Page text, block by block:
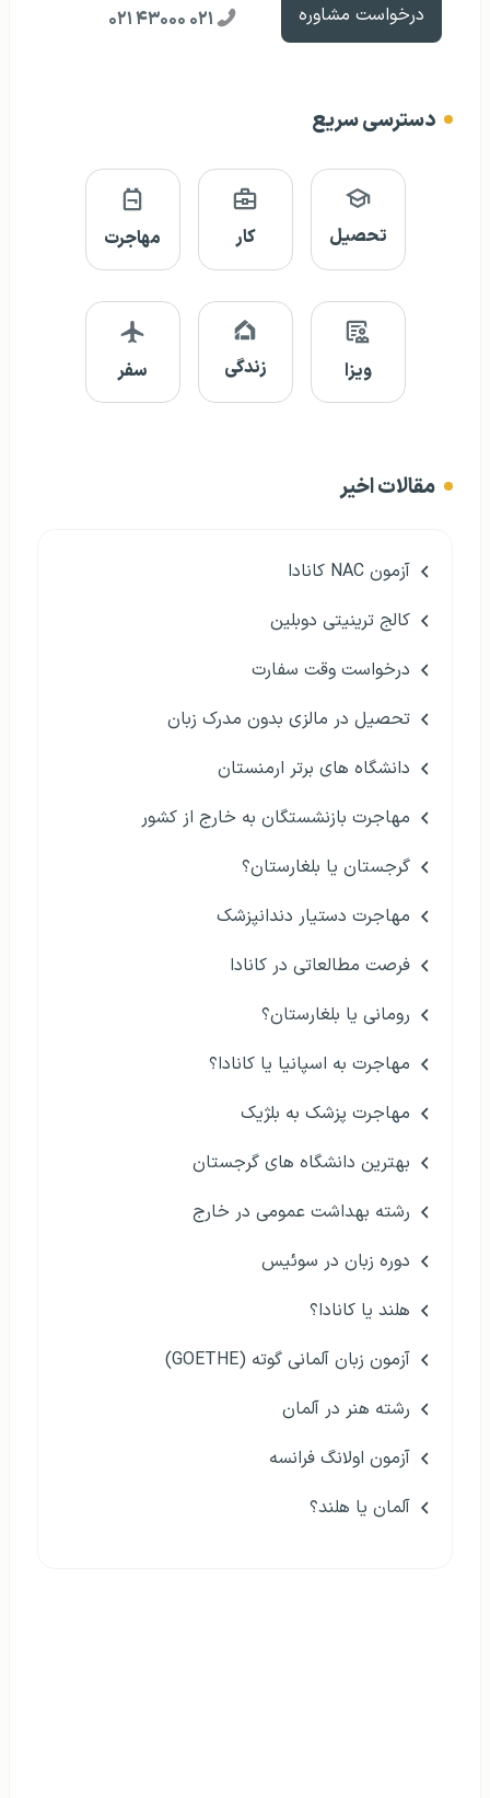
درخواست مشاوره ۰۲۱ ۴۳۰۰۰ ۰۲۱
دسترسی سریع
تحصیل کار مهاجرت
ویزا زندگی سفر
مقالات اخیر
آزمون NAC کانادا
کالج ترینیتی دوبلین
درخواست وقت سفارت
تحصیل در مالزی بدون مدرک زبان
دانشگاه های برتر ارمنستان
مهاجرت بازنشستگان به خارج از کشور
گرجستان یا بلغارستان؟
مهاجرت دستیار دندانپزشک
فرصت مطالعاتی در کانادا
رومانی یا بلغارستان؟
مهاجرت به اسپانیا یا کانادا؟
مهاجرت پزشک به بلژیک
بهترین دانشگاه های گرجستان
رشته بهداشت عمومی در خارج
دوره زبان در سوئیس
هلند یا کانادا؟
آزمون زبان آلمانی گوته (GOETHE)
رشته هنر در آلمان
آزمون اولانگ فرانسه
آلمان یا هلند؟